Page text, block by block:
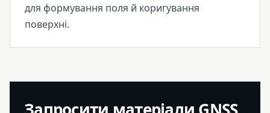
для формування поля й коригування
поверхні.